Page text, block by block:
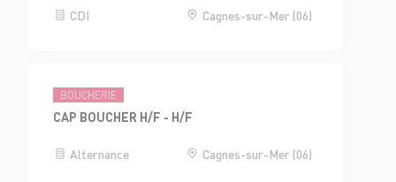
CDI Cagnes-sur-Mer (06)
BOUCHERIE
CAP BOUCHER H/F - H/F
Alternance Cagnes-sur-Mer (06)